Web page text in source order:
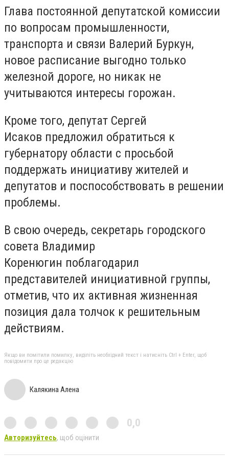
Глава постоянной депутатской комиссии
по вопросам промышленности,
транспорта и связи Валерий Буркун,
новое расписание выгодно только
железной дороге, но никак не
учитываются интересы горожан.
Кроме того, депутат Сергей
Исаков предложил обратиться к
губернатору области с просьбой
поддержать инициативу жителей и
депутатов и поспособствовать в решении
проблемы.
В свою очередь, секретарь городского
совета Владимир
Коренюгин поблагодарил
представителей инициативной группы,
отметив, что их активная жизненная
позиция дала толчок к решительным
действиям.
Якщо ви помітили помилку, виділіть необхідний текст і натисніть Ctrl + Enter, щоб
повідомити про це редакцію
Калякина Алена
0,0
Авторизуйтесь, щоб оцінити